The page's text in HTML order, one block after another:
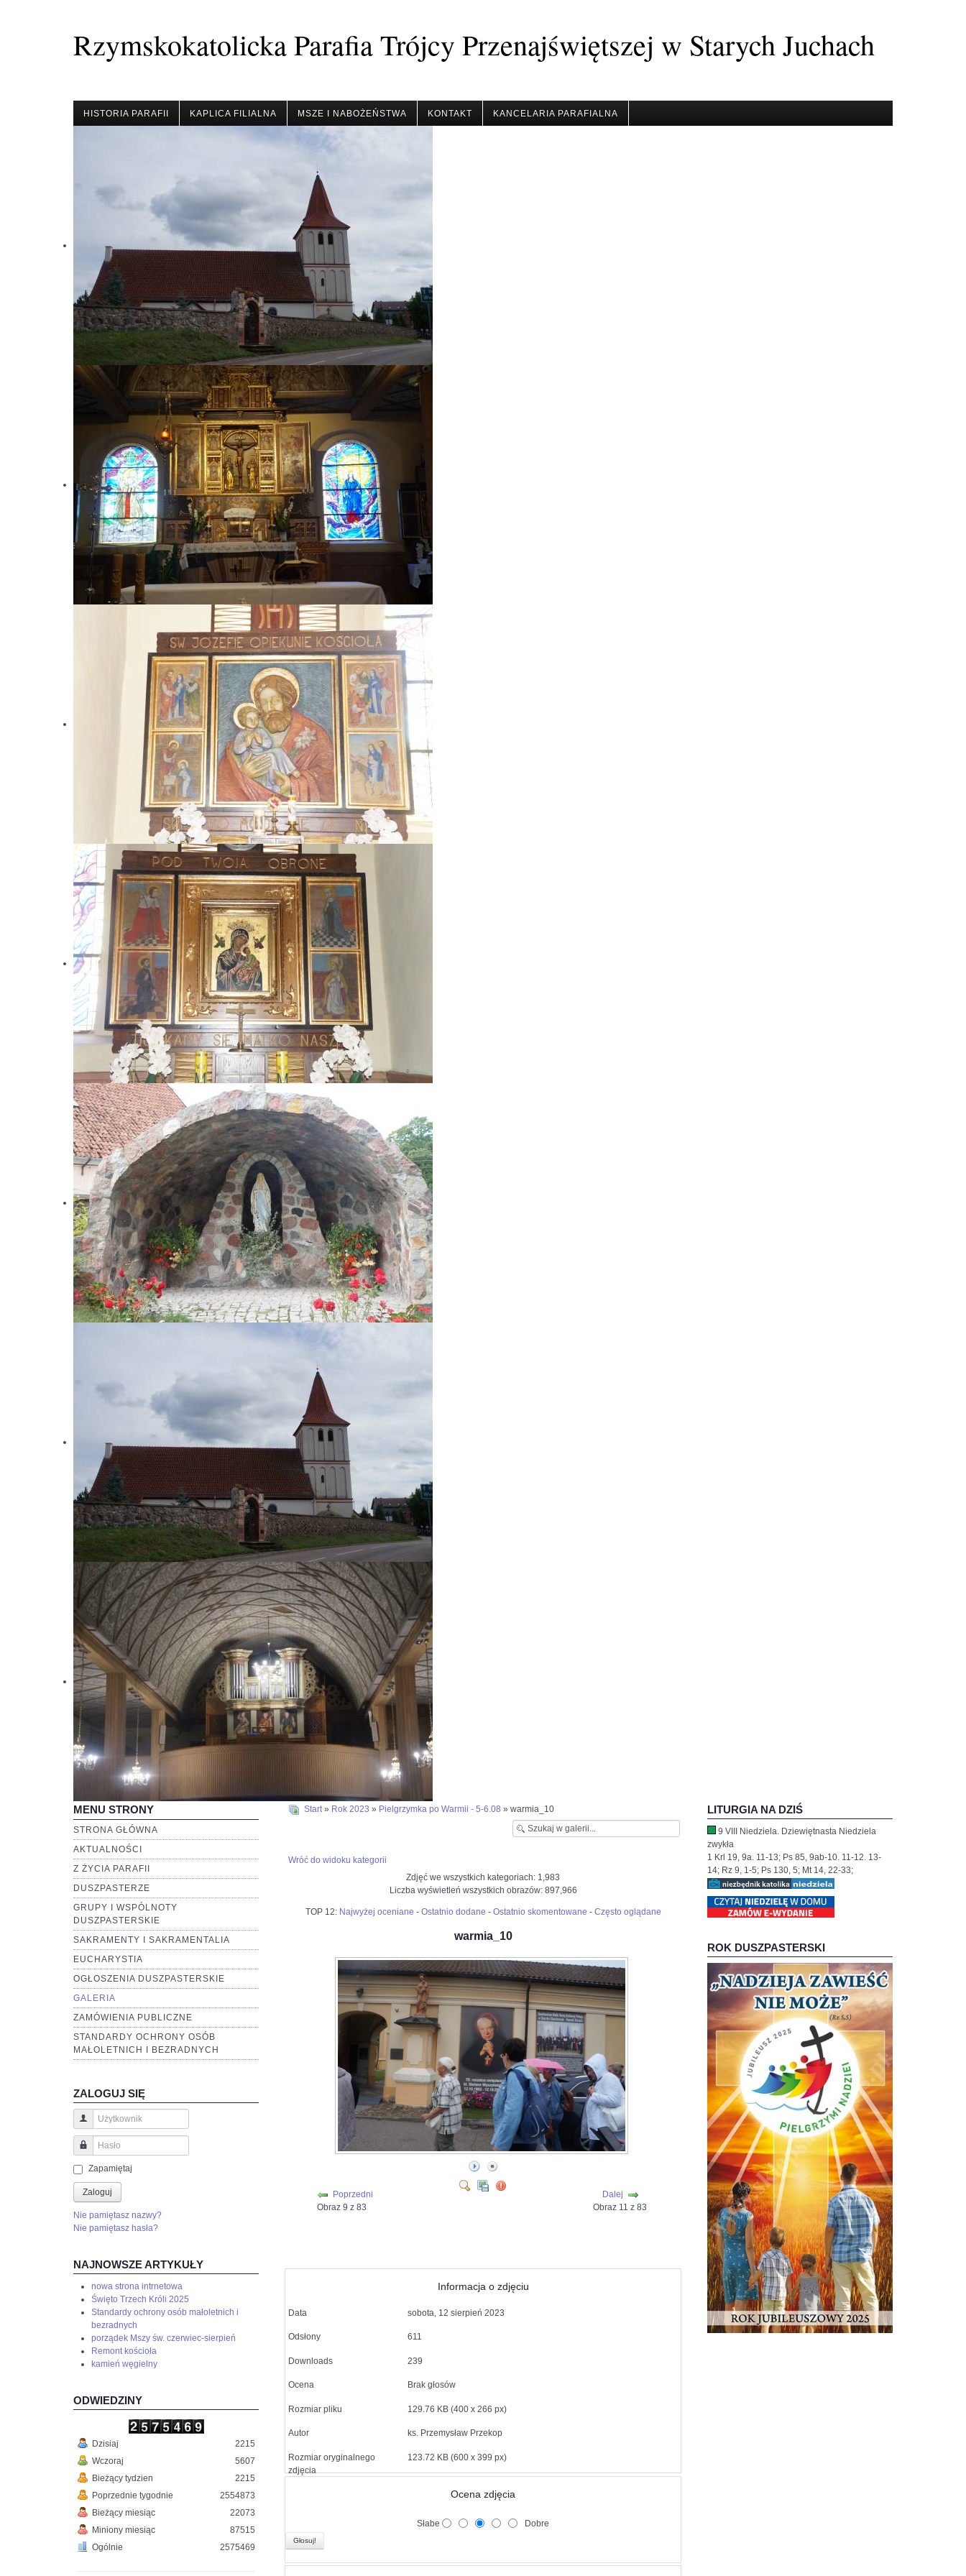
Rzymskokatolicka Parafia Trójcy Przenajświętszej w Starych Juchach
HISTORIA PARAFII KAPLICA FILIALNA MSZE I NABOŻEŃSTWA KONTAKT KANCELARIA PARAFIALNA
MENU STRONY
STRONA GŁÓWNA
AKTUALNOŚCI
Z ŻYCIA PARAFII
DUSZPASTERZE
GRUPY I WSPÓLNOTY
DUSZPASTERSKIE
SAKRAMENTY I SAKRAMENTALIA
EUCHARYSTIA
OGŁOSZENIA DUSZPASTERSKIE
GALERIA
ZAMÓWIENIA PUBLICZNE
STANDARDY OCHRONY OSÓB
MAŁOLETNICH I BEZRADNYCH
ZALOGUJ SIĘ
Użytkownik
Hasło
Zapamiętaj
Zaloguj
Nie pamiętasz nazwy?
Nie pamiętasz hasła?
NAJNOWSZE ARTYKUŁY
nowa strona intrnetowa
Święto Trzech Króli 2025
Standardy ochrony osób małoletnich i
bezradnych
porządek Mszy św. czerwiec-sierpień
Remont kościoła
kamień węgielny
ODWIEDZINY
Dzisiaj
Wczoraj
Bieżący tydzien
Poprzednie tygodnie
Bieżący miesiąc
Miniony miesiąc
Ogólnie
2215
5607
2215
2554873
22073
87515
2575469
Start» Rok 2023 » Pielgrzymka po Warmii - 5-6.08 » warmia_10
Wróć do widoku kategorii
Zdjęć we wszystkich kategoriach: 1,983
Liczba wyświetleń wszystkich obrazów: 897,966
TOP 12: Najwyżej oceniane - Ostatnio dodane - Ostatnio skomentowane - Często oglądane
warmia_10
Poprzedni
Obraz 9 z 83
Dalej
Obraz 11 z 83
Informacja o zdjęciu
Data sobota, 12 sierpień 2023
Odsłony 611
Downloads 239
Ocena Brak głosów
Rozmiar pliku 129.76 KB (400 x 266 px)
Autor ks. Przemysław Przekop
Rozmiar oryginalnego
zdjęcia
123.72 KB (600 x 399 px)
Ocena zdjęcia
Słabe Dobre
LITURGIA NA DZIŚ
9 VIII Niedziela. Dziewiętnasta Niedziela
zwykła
1 Krl 19, 9a. 11-13; Ps 85, 9ab-10. 11-12. 13-
14; Rz 9, 1-5; Ps 130, 5; Mt 14, 22-33;
ROK DUSZPASTERSKI